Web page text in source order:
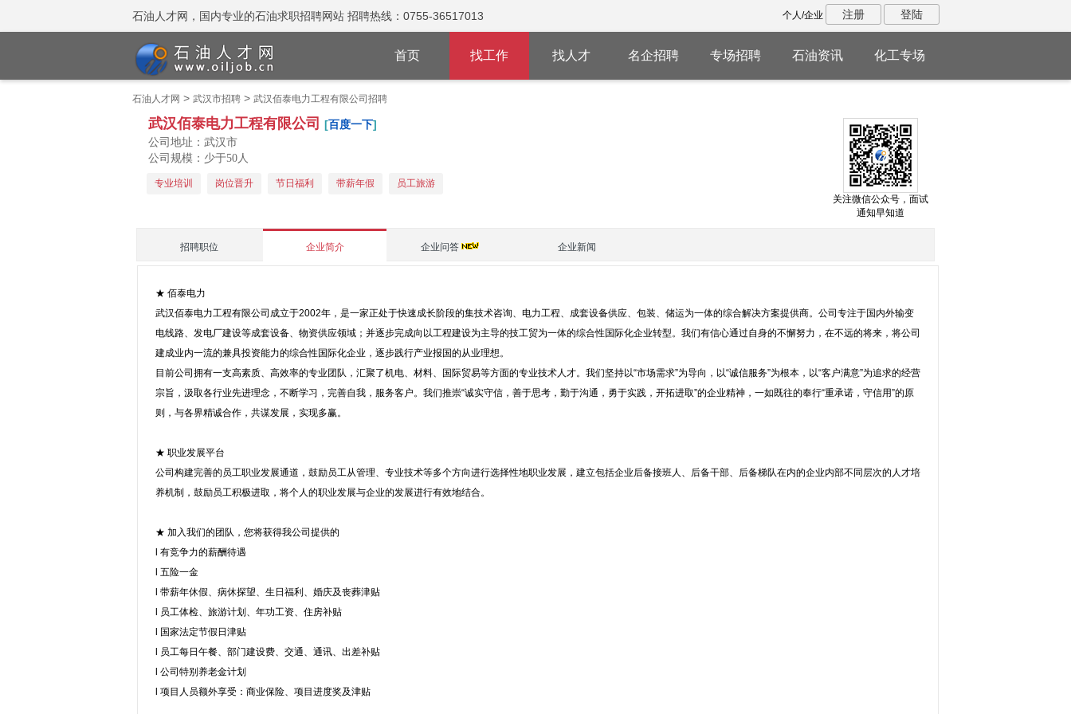
石油人才网，国内专业的石油求职招聘网站 招聘热线：0755-36517013 个人/企业 注册 登陆
首页 找工作 找人才 名企招聘 专场招聘 石油资讯 化工专场
石油人才网 > 武汉市招聘> 武汉佰泰电力工程有限公司招聘
武汉佰泰电力工程有限公司 [百度一下]
公司地址：武汉市
公司规模：少于50人
专业培训 岗位晋升 节日福利 带薪年假
员工旅游
关注微信公众号，面试
通知早知道
招聘职位 企业简介 企业问答 企业新闻
★ 佰泰电力
武汉佰泰电力工程有限公司成立于2002年，是一家正处于快速成长阶段的集技术咨询、电力工程、成套设备供应、包装、储运为一体的综合解决方案提供商。公司专注于国内外输变
电线路、发电厂建设等成套设备、物资供应领域；并逐步完成向以工程建设为主导的技工贸为一体的综合性国际化企业转型。我们有信心通过自身的不懈努力，在不远的将来，将公司
建成业内一流的兼具投资能力的综合性国际化企业，逐步践行产业报国的从业理想。
目前公司拥有一支高素质、高效率的专业团队，汇聚了机电、材料、国际贸易等方面的专业技术人才。我们坚持以“市场需求”为导向，以“诚信服务”为根本，以“客户满意”为追求的经营
宗旨，汲取各行业先进理念，不断学习，完善自我，服务客户。我们推崇“诚实守信，善于思考，勤于沟通，勇于实践，开拓进取”的企业精神，一如既往的奉行“重承诺，守信用”的原
则，与各界精诚合作，共谋发展，实现多赢。
★ 职业发展平台
公司构建完善的员工职业发展通道，鼓励员工从管理、专业技术等多个方向进行选择性地职业发展，建立包括企业后备接班人、后备干部、后备梯队在内的企业内部不同层次的人才培
养机制，鼓励员工积极进取，将个人的职业发展与企业的发展进行有效地结合。
★ 加入我们的团队，您将获得我公司提供的
l 有竞争力的薪酬待遇
l 五险一金
l 带薪年休假、病休探望、生日福利、婚庆及丧葬津贴
l 员工体检、旅游计划、年功工资、住房补贴
l 国家法定节假日津贴
l 员工每日午餐、部门建设费、交通、通讯、出差补贴
l 公司特别养老金计划
l 项目人员额外享受：商业保险、项目进度奖及津贴